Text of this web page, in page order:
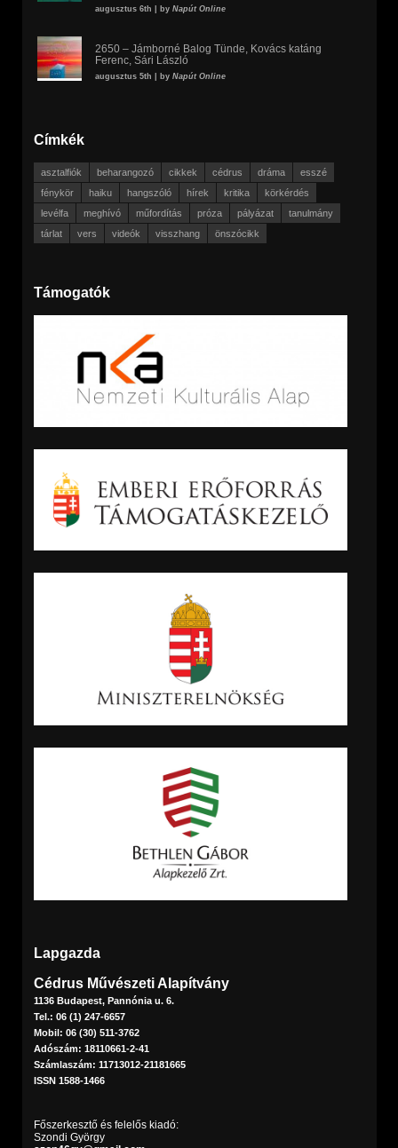
augusztus 6th | by Napút Online
2650 – Jámborné Balog Tünde, Kovács katáng
Ferenc, Sári László
augusztus 5th | by Napút Online
Címkék
asztalfiók beharangozó cikkek cédrus dráma
esszé
fénykör
haiku hangszóló hírek kritika
körkérdés
levélfa
meghívó műfordítás próza pályázat
tanulmány
tárlat
vers videók visszhang önszócikk
Támogatók
Lapgazda
Cédrus Művészeti Alapítvány
1136 Budapest, Pannónia u. 6.
Tel.: 06 (1) 247-6657
Mobil: 06 (30) 511-3762
Adószám: 18110661-2-41
Számlaszám: 11713012-21181665
ISSN 1588-1466
Főszerkesztő és felelős kiadó:
Szondi György